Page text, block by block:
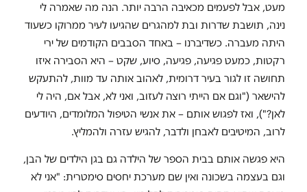
מעט, אבל לפעמים מכאיבה הרבה יותר. הנה מה שאמרה לי
נינה, תושבת שדרות ובת למהגרים שהגיעו לעיר ממרוקו כשעוד
היתה מעברה. כשדיברנו – באחד הסבבים הקודמים של ירי
רקטות, כמעט פגיעה, פגיעה, סיוע, שקט – היא הסבירה איזו
תחושה זו לגור בעיר דרומית, לאהוב אותה עד מוות, להתעקש
להישאר ("וגם אם הייתי רוצה לעזוב, ואני לא, אבל אם, היה לי
לאן?"), ואז לפגוש אותם – את אנשי הטיפול המלומדים, היודעים
לרוב, המיטיבים לאבחן ולדבר, להגיש עזרה ולהמליץ.
היא פגשה אותם בבית הספר של הילדה גם בגן הילדים של הבן,
וגם בעצמה בשכונה ואין שם מערכת יחסים סימטרית: "אני לא